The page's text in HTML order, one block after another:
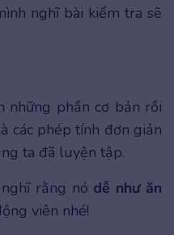
nghĩ bài kiểm tra sẽ
phần cơ bản rồi
các phép tính đơn giản
ta đã luyện tập.
rằng nó dễ như ăn
viên nhé!